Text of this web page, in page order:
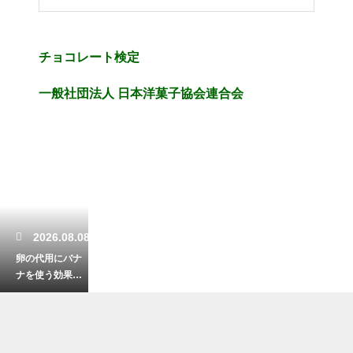
チョコレート検定
一般社団法人 日本洋菓子協会連合会
2026.08.08
卵の代用にバナ
ナを使う効果
は？しっとり感